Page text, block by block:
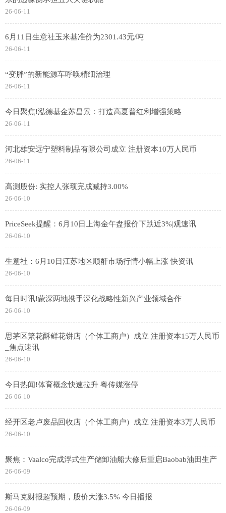
26-06-11
6月11日生意社玉米基准价为2301.43元/吨
26-06-11
“变胖”的新能源车呼唤精细治理
26-06-11
今日聚焦!泓德基金苏昌景：打造高夏普红利增强策略
26-06-11
河北雄安远宁塑料制品有限公司成立 注册资本10万人民币
26-06-11
高测股份: 实控人张顼完成减持3.00%
26-06-10
PriceSeek提醒：6月10日上海金午盘报价下跌近3%|观速讯
26-06-10
生意社：6月10日江苏地区顺酐市场行情小幅上涨 快资讯
26-06-10
每日时讯!蒙深两地携手深化战略性新兴产业领域合作
26-06-10
思茅区繁花酥鲜花饼店（个体工商户）成立 注册资本15万人民币
_焦点速讯
26-06-10
今日热闻!体育概念快速拉升 粤传媒涨停
26-06-10
经开区老卢废品回收店（个体工商户）成立 注册资本3万人民币
26-06-10
聚焦：Vaalco完成浮式生产储卸油船大修后重启Baobab油田生产
26-06-09
斯马克财报超预期，股价大涨3.5% 今日播报
26-06-09